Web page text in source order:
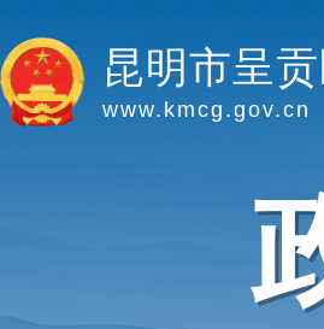
昆明市呈
www.kmcg.gov.cn